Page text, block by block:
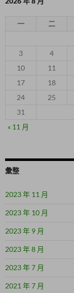
一 二
3
4
10
11
17
18
24
25
31
« 11 月
彙整
2023 年 11 月
2023 年 10 月
2023 年 9 月
2023 年 8 月
2023 年 7 月
2021 年 7 月